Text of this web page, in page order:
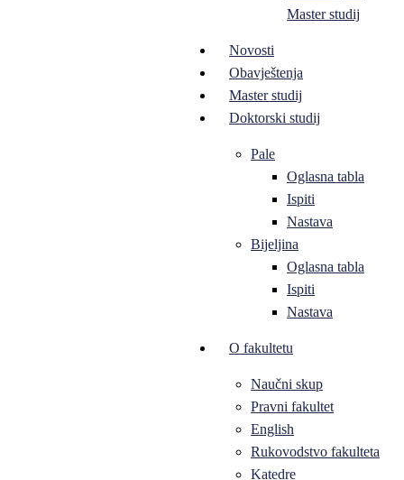
Master studij
Novosti
Obavještenja
Master studij
Doktorski studij
Pale
Oglasna tabla
Ispiti
Nastava
Bijeljina
Oglasna tabla
Ispiti
Nastava
O fakultetu
Naučni skup
Pravni fakultet
English
Rukovodstvo fakulteta
Katedre